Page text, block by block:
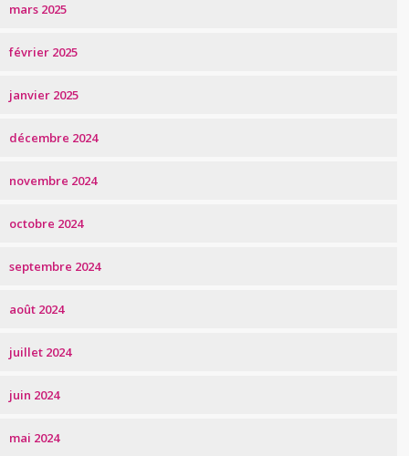
mars 2025
février 2025
janvier 2025
décembre 2024
novembre 2024
octobre 2024
septembre 2024
août 2024
juillet 2024
juin 2024
mai 2024